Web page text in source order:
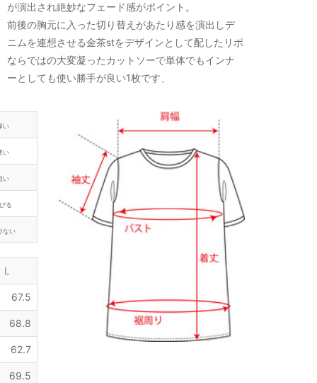
が演出され絶妙なフェード感がポイント。
前後の胸元に入った切り替えがあたり感を演出しデ
ニムを連想させる金茶stをデザインとして配したリポ
ならではの大変凝ったカットソーで単体でもインナ
ーとしても使い勝手が良い1枚です、
い
い
い
る
ない
L
67.5
68.8
62.7
69.5